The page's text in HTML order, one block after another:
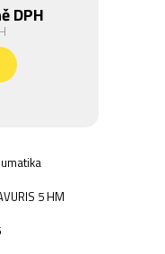
DPH
5 HM